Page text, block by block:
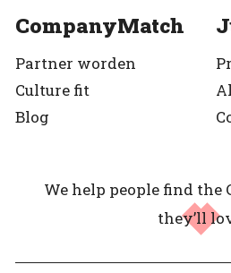
CompanyMatch
Partner worden
Culture fit
Blog
We help people find the
they’ll